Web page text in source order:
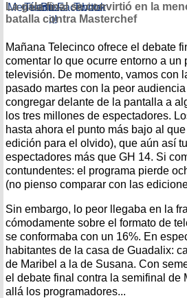
La gala final se convirtió en la
batalla contra Masterchef
Mañana Telecinco ofrece el debate
comentar lo que ocurre entorno a
televisión. De momento, vamos con
pasado martes con la peor
congregar delante de la pantalla a
los tres millones de espectadores.
hasta ahora el punto más bajo al
edición para el olvido), que aún así
espectadores más que GH 14. Si
contundentes: el programa pierde
(no pienso comparar con las
Sin embargo, lo peor llegaba en la
cómodamente sobre el formato de
se conformaba con un 16%. En
habitantes de la casa de Guadalix:
de Maribel a la de Susana. Con
el debate final contra la semifinal de
allá los programadores...